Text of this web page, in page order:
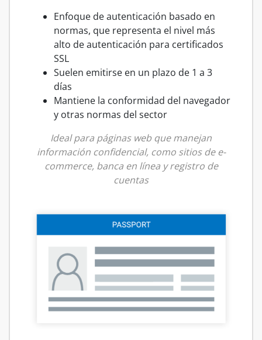
Enfoque de autenticación basado en
normas, que representa el nivel más
alto de autenticación para certificados
SSL
Suelen emitirse en un plazo de 1 a 3
días
Mantiene la conformidad del navegador
y otras normas del sector
Ideal para páginas web que manejan
información confidencial, como sitios de e-
commerce, banca en línea y registro de
cuentas